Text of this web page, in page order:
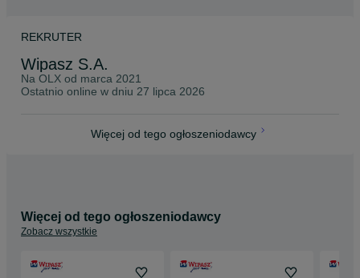
REKRUTER
Wipasz S.A.
Na OLX od marca 2021
Ostatnio online w dniu 27 lipca 2026
Więcej od tego ogłoszeniodawcy
Więcej od tego ogłoszeniodawcy
Zobacz wszystkie